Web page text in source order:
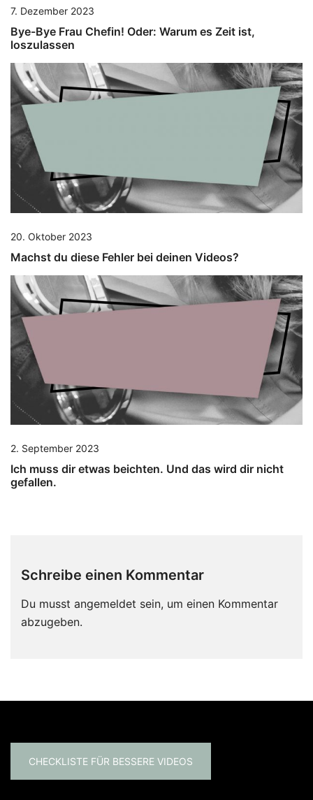
7. Dezember 2023
Bye-Bye Frau Chefin! Oder: Warum es Zeit ist,
loszulassen
20. Oktober 2023
Machst du diese Fehler bei deinen Videos?
2. September 2023
Ich muss dir etwas beichten. Und das wird dir nicht
gefallen.
Schreibe einen Kommentar
Du musst angemeldet sein, um einen Kommentar
abzugeben.
CHECKLISTE FÜR BESSERE VIDEOS